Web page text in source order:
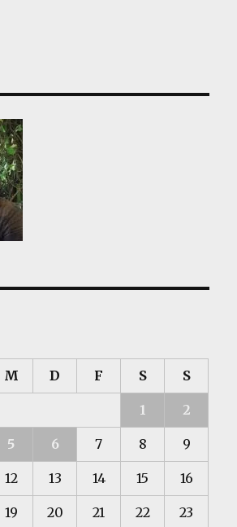
M D F S S
1 2
5 6 7 8 9
12 13 14 15 16
19 20 21 22 23